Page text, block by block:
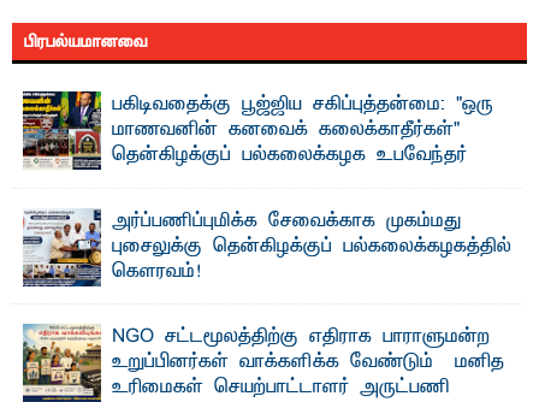
பிரபல்யமானவை
பகிடிவதைக்கு பூஜ்ஜிய சகிப்புத்தன்மை: "ஒரு
மாணவனின் கனவைக் கலைக்காதீர்கள்" –
தென்கிழக்குப் பல்கலைக்கழக உபவேந்தர்
"ஒ ரு மாணவனின் அல்லது மாணவியின் கனவு என்னால்
கலைக்கப்படாது" என்ற உறுதியை ஒவ்வொரு மாணவரும் ...
அர்ப்பணிப்புமிக்க சேவைக்காக முகம்மது
புசைலுக்கு தென்கிழக்குப் பல்கலைக்கழகத்தில்
கௌரவம்!
NGO சட்டமூலத்திற்கு எதிராக பாராளுமன்ற
உறுப்பினர்கள் வாக்களிக்க வேண்டும் – மனித
உரிமைகள் செயற்பாட்டாளர் அருட்பணி